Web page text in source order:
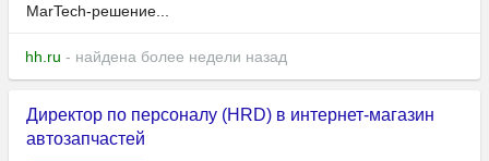
MarTech-решение...
hh.ru - найдена более недели назад
Директор по персоналу (HRD) в интернет-магазин
автозапчастей